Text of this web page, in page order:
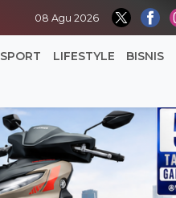
08 Agu 2026
SPORT LIFESTYLE BISNIS